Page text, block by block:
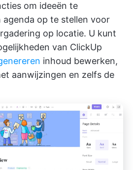
om ideeën te
agenda op te stellen voor
op locatie. U kunt
van ClickUp
inhoud bewerken,
aanwijzingen en zelfs de